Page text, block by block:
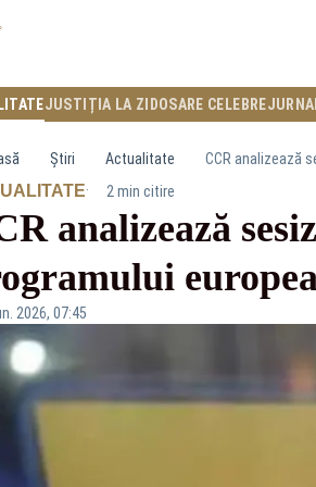
JUSTIȚIA LA ZI DOSARE CELEBRE
Știri Actualitate CCR analizează
· 2 min citire
analizează
2026, 07:45